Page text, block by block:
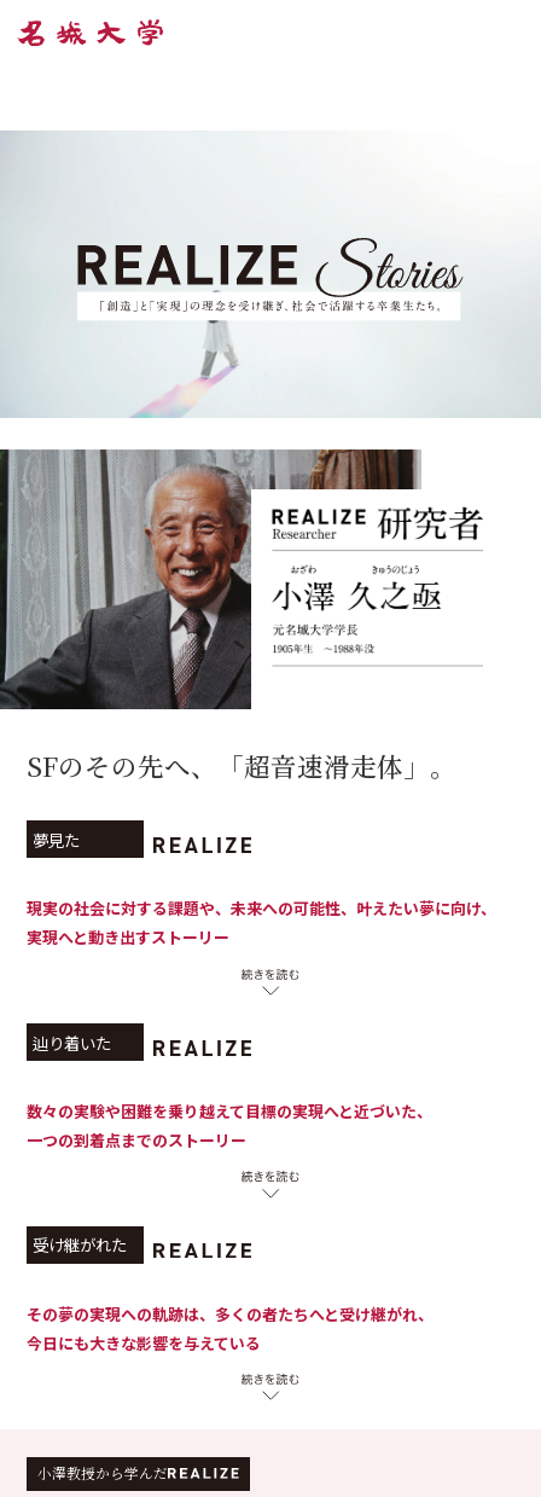
SFのその先へ、「超音速滑走体」。
夢見た
現実の社会に対する課題や、未来への可能性、叶えたい夢に向け、
実現へと動き出すストーリー
辿り着いた
数々の実験や困難を乗り越えて目標の実現へと近づいた、
一つの到着点までのストーリー
受け継がれた
その夢の実現への軌跡は、多くの者たちへと受け継がれ、
今日にも大きな影響を与えている
小澤教授から学んだ